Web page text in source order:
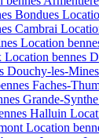
Bondues
Cambrai
Location
Location bennes
Douchy-les-Mines
Faches-
Grande-Synthe
Halluin
Location